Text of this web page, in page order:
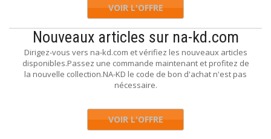
VOIR L'OFFRE
Nouveaux articles sur na-kd.com
Dirigez-vous vers na-kd.com et vérifiez les nouveaux articles
disponibles.Passez une commande maintenant et profitez de
la nouvelle collection.NA-KD le code de bon d'achat n'est pas
nécessaire.
VOIR L'OFFRE